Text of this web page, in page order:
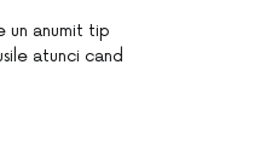
un anumit tip
atunci cand